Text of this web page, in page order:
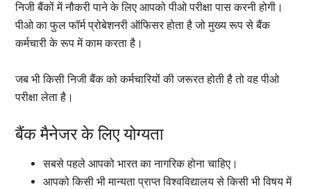
निजी बैंकों में नौकरी पाने के लिए आपको पीओ परीक्षा पास करनी होगी।
पीओ का फुल फॉर्म प्रोबेशनरी ऑफिसर होता है जो मुख्य रूप से बैंक
कर्मचारी के रूप में काम करता है।
जब भी किसी निजी बैंक को कर्मचारियों की जरूरत होती है तो वह पीओ
परीक्षा लेता है।
बैंक मैनेजर के लिए योग्यता
सबसे पहले आपको भारत का नागरिक होना चाहिए।
आपको किसी भी मान्यता प्राप्त विश्वविद्यालय से किसी भी विषय में